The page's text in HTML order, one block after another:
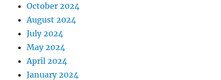
October 2024
August 2024
July 2024
May 2024
April 2024
January 2024